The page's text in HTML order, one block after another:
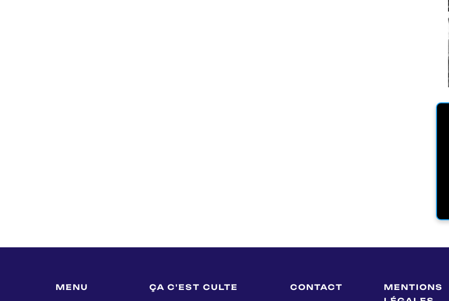
MENU ÇA C'EST CULTE CONTACT
MENTIONS